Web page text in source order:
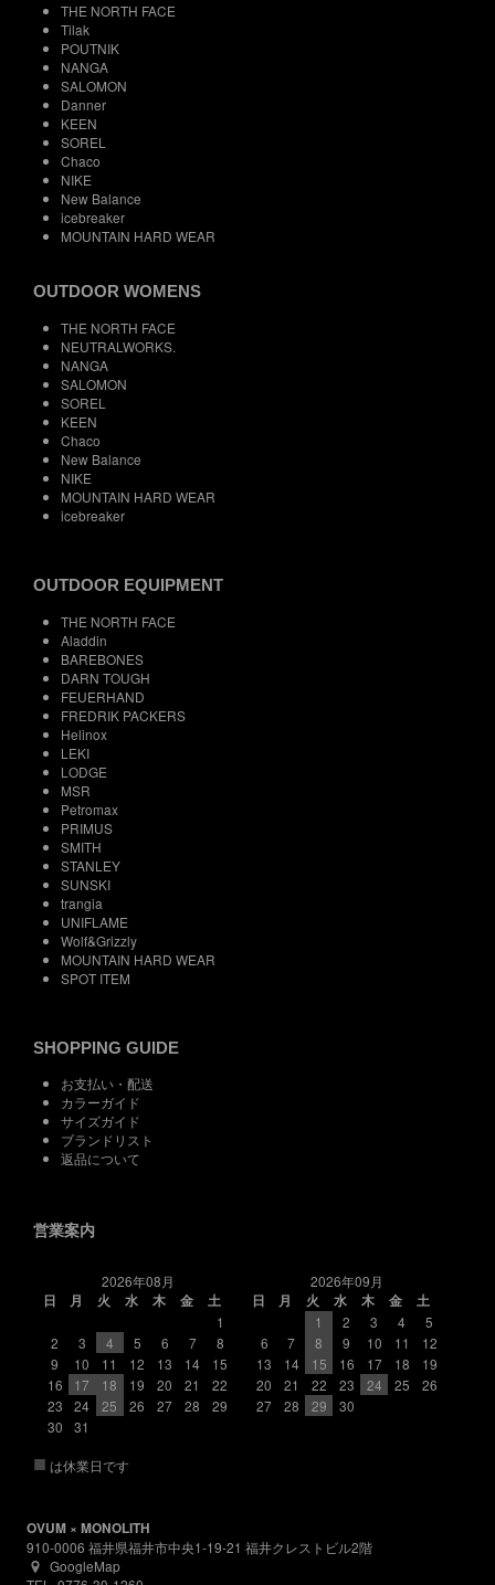
THE NORTH FACE
Tilak
POUTNIK
NANGA
SALOMON
Danner
KEEN
SOREL
Chaco
NIKE
New Balance
icebreaker
MOUNTAIN HARD WEAR
OUTDOOR WOMENS
THE NORTH FACE
NEUTRALWORKS.
NANGA
SALOMON
SOREL
KEEN
Chaco
New Balance
NIKE
MOUNTAIN HARD WEAR
icebreaker
OUTDOOR EQUIPMENT
THE NORTH FACE
Aladdin
BAREBONES
DARN TOUGH
FEUERHAND
FREDRIK PACKERS
Helinox
LEKI
LODGE
MSR
Petromax
PRIMUS
SMITH
STANLEY
SUNSKI
trangia
UNIFLAME
Wolf&Grizzly
MOUNTAIN HARD WEAR
SPOT ITEM
SHOPPING GUIDE
お支払い・配送
カラーガイド
サイズガイド
ブランドリスト
返品について
営業案内
2026年08月
日
月 火 水 木 金
土
1
2
3 4 5 6 7
8
9
10 11 12 13 14
15
16
17 18 19 20 21
22
23
24 25 26 27 28
29
30
31
2026年09月
日
月 火 水 木 金
土
1
2 3 4
5
6
7 8 9 10 11
12
13
14 15 16 17 18
19
20
21 22 23 24 25
26
27
28 29 30
■ は休業日です
OVUM × MONOLITH
910-0006 福井県福井市中央1-19-21 福井クレストビル2階
GoogleMap